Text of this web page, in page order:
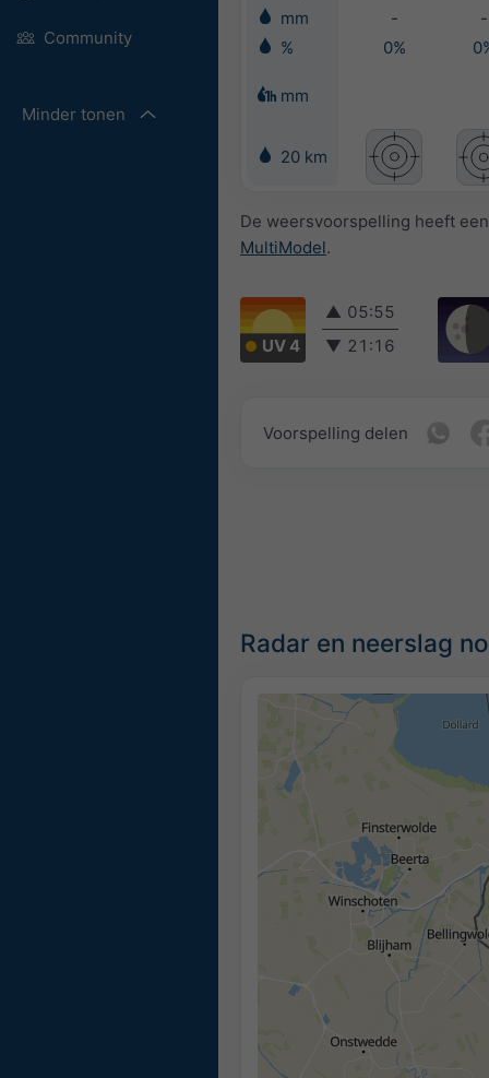
Community
Minder tonen
mm
- -
%
0%
mm
20 km
De weersvoorspelling heeft
MultiModel.
UV 4
▲ 05:55
▼ 21:16
Voorspelling delen
Radar en neerslag